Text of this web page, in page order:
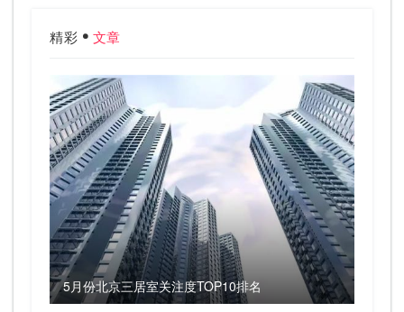
精彩 文章
5月份北京三居室关注度TOP10排名